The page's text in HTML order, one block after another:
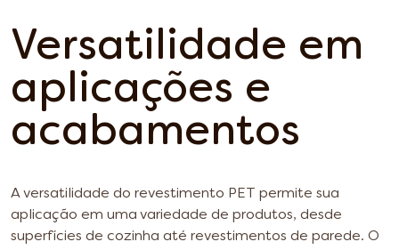
Versatilidade em
aplicações e
acabamentos
A versatilidade do revestimento PET permite sua
aplicação em uma variedade de produtos, desde
superfícies de cozinha até revestimentos de parede. O